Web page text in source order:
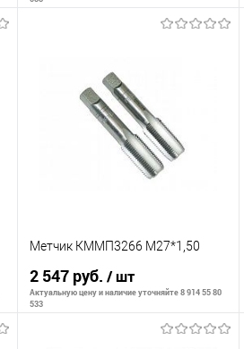
В корзину
К сравнению
В наличии
Метчик КММП3266 М27*1,50
2 547 руб. / шт
Актуальную цену и наличие уточняйте 8 914 55 80
533